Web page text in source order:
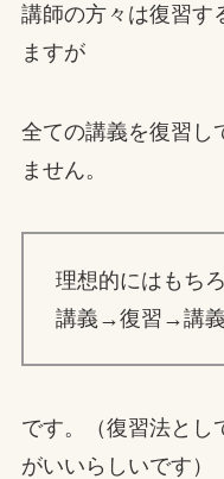
講師の方々は復習す
ますが
全ての講義を復習し
ません。
理想的にはもち
講義→復習→講
です。（復習法とし
がいいらしいです）